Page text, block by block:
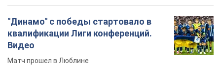
"Динамо" с победы стартовало в
квалификации Лиги конференций.
Видео
Матч прошел в Люблине